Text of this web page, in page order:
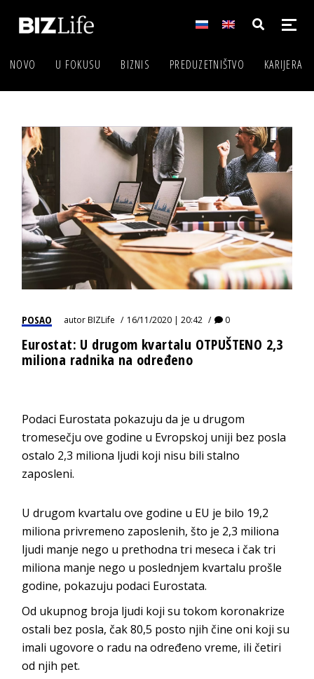
NOVO U FOKUSU BIZNIS PREDUZETNIŠTVO KARIJERA
POSAO autorBIZLife 16/11/2020 | 20:42 0
Eurostat: U drugom kvartalu OTPUŠTENO 2,3
miliona radnika na određeno
Podaci Eurostata pokazuju da je u drugom
tromesečju ove godine u Evropskoj uniji bez posla
ostalo 2,3 miliona ljudi koji nisu bili stalno
zaposleni.
U drugom kvartalu ove godine u EU je bilo 19,2
miliona privremeno zaposlenih, što je 2,3 miliona
ljudi manje nego u prethodna tri meseca i čak tri
miliona manje nego u poslednjem kvartalu prošle
godine, pokazuju podaci Eurostata.
Od ukupnog broja ljudi koji su tokom koronakrize
ostali bez posla, čak 80,5 posto njih čine oni koji su
imali ugovore o radu na određeno vreme, ili četiri
od njih pet.